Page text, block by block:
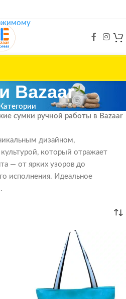
Bazaar
Категории
сумки ручной работы в Bazaar
дизайном,
который отражает
— от ярких узоров до
исполнения. Идеальное